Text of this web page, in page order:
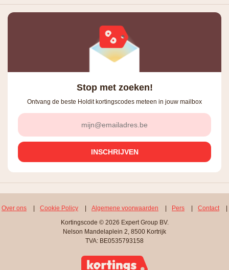
Stop met zoeken!
Ontvang de beste Holdit kortingscodes meteen in jouw mailbox
Over ons | Cookie Policy | Algemene voorwaarden | Pers | Contact
|
Kortingscode © 2026 Expert Group BV.
Nelson Mandelaplein 2, 8500 Kortrijk
TVA: BE0535793158